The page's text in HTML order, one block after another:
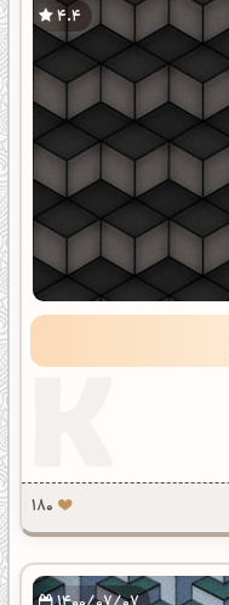
4.4
180